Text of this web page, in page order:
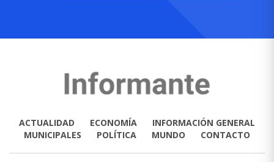
ACTUALIDAD ECONOMÍA
INFORMACIÓN GENERAL
MUNICIPALES
POLÍTICA MUNDO CONTACTO